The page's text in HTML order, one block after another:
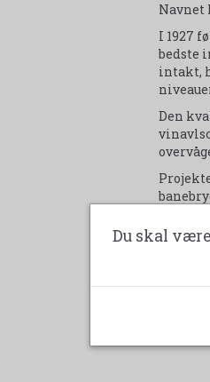
Navnet
I 1927
bedste
intakt,
Den
Se
Du skal